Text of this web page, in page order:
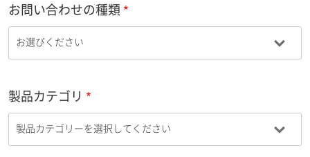
お問い合わせの種類
製品カテゴリ